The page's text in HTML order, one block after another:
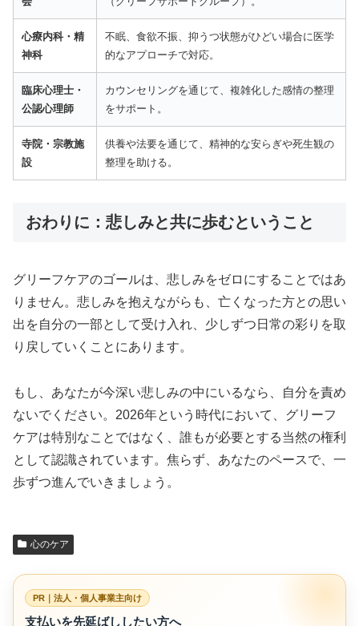
心療内科・精
神科
不眠、食欲不振、抑うつ状態がひどい場合に医学
的なアプローチで対応。
臨床心理士・
公認心理師
カウンセリングを通じて、複雑化した感情の整理
をサポート。
寺院・宗教施
設
供養や法要を通じて、精神的な安らぎや死生観の
整理を助ける。
おわりに：悲しみと共に歩むということ
グリーフケアのゴールは、悲しみをゼロにすることではあ
りません。悲しみを抱えながらも、亡くなった方との思い
出を自分の一部として受け入れ、少しずつ日常の彩りを取
り戻していくことにあります。
もし、あなたが今深い悲しみの中にいるなら、自分を責め
ないでください。2026年という時代において、グリーフ
ケアは特別なことではなく、誰もが必要とする当然の権利
として認識されています。焦らず、あなたのペースで、一
歩ずつ進んでいきましょう。
心のケア
PR｜法人・個人事業主向け
支払いを先延ばししたい方へ